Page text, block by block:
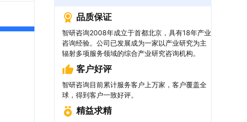
品质保证
智研咨询2008年成立于首都北京，具有18年产业
咨询经验。公司已发展成为一家以产业研究为主
辐射多项服务领域的综合产业研究咨询机构。
客户好评
智研咨询目前累计服务客户上万家，客户覆盖全
球，得到客户一致好评。
精益求精